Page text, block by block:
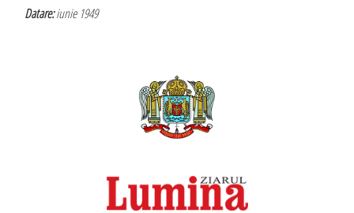
Datare:iunie 1949